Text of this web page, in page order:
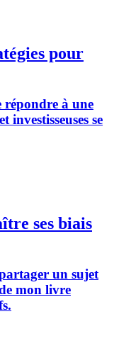
pour
à une
investisseuses se
ses biais
un sujet
mon livre